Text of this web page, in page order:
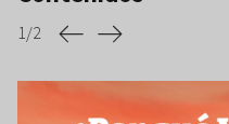
1 /2